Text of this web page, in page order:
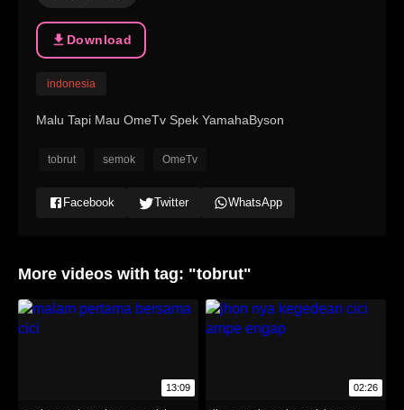
Download
indonesia
Malu Tapi Mau OmeTv Spek YamahaByson
tobrut semok OmeTv
Facebook Twitter WhatsApp
More videos with tag: "tobrut"
13:09 02:26